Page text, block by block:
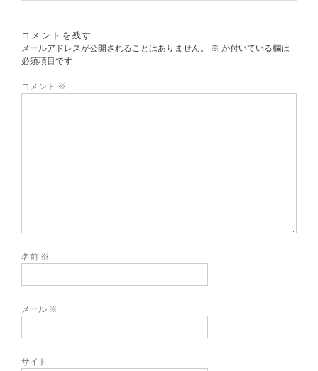
コメントを残す
メールアドレスが公開されることはありません。
※ が付いている欄は
必須項目です
コメント ※
名前 ※
メール ※
サイト